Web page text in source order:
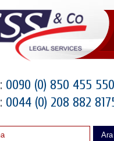
: 0090 (0) 850 455
: 0044 (0) 208 882
Ara